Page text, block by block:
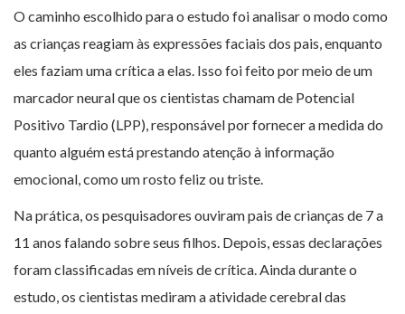
O caminho escolhido para o estudo foi analisar o modo como
as crianças reagiam às expressões faciais dos pais, enquanto
eles faziam uma crítica a elas. Isso foi feito por meio de um
marcador neural que os cientistas chamam de Potencial
Positivo Tardio (LPP), responsável por fornecer a medida do
quanto alguém está prestando atenção à informação
emocional, como um rosto feliz ou triste.
Na prática, os pesquisadores ouviram pais de crianças de 7 a
11 anos falando sobre seus filhos. Depois, essas declarações
foram classificadas em níveis de crítica. Ainda durante o
estudo, os cientistas mediram a atividade cerebral das